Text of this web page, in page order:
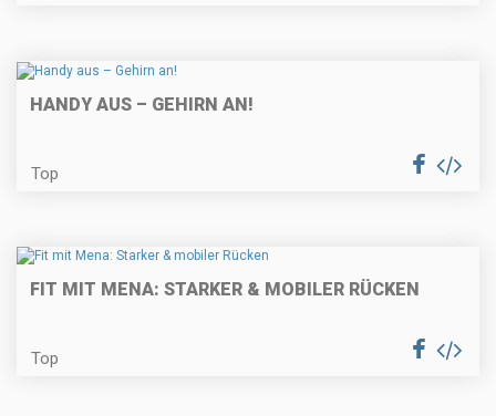
HANDY AUS – GEHIRN AN!
Top
FIT MIT MENA: STARKER & MOBILER RÜCKEN
Top